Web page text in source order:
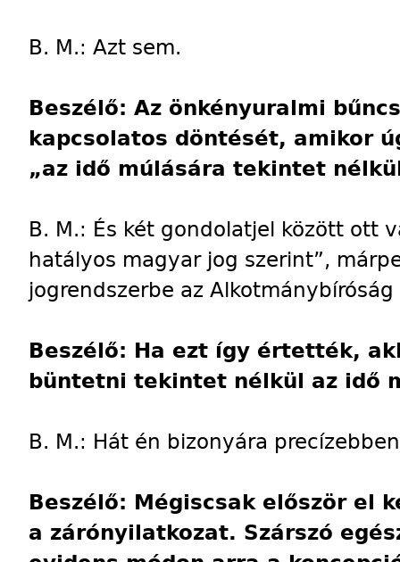
B. M.: Azt sem.
Beszélő: Az önkényuralmi
kapcsolatos döntését, amikor
„az idő múlására tekintet
B. M.: És két gondolatjel között ott
hatályos magyar jog szerint”,
jogrendszerbe az
Beszélő: Ha ezt így értették,
büntetni tekintet nélkül az idő
B. M.: Hát én bizonyára
Beszélő: Mégiscsak először el
a zárónyilatkozat. Szárszó